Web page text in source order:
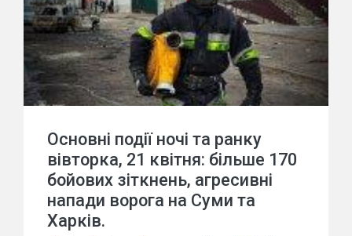
Основні події ночі та ранку
вівторка, 21 квітня: більше 170
бойових зіткнень, агресивні
напади ворога на Суми та
Харків.